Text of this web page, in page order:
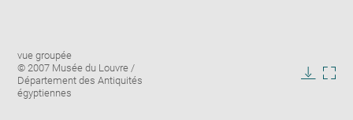
Légende
de
l'image
:
vue groupée
© 2007 Musée du Louvre /
Département des Antiquités
égyptiennes